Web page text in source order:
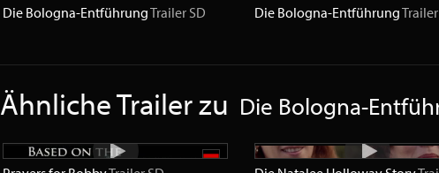
Die Bologna-EntführungTrailer SD Die Bologna-EntführungTrailer
Ähnliche Trailer zu Die Bologna-